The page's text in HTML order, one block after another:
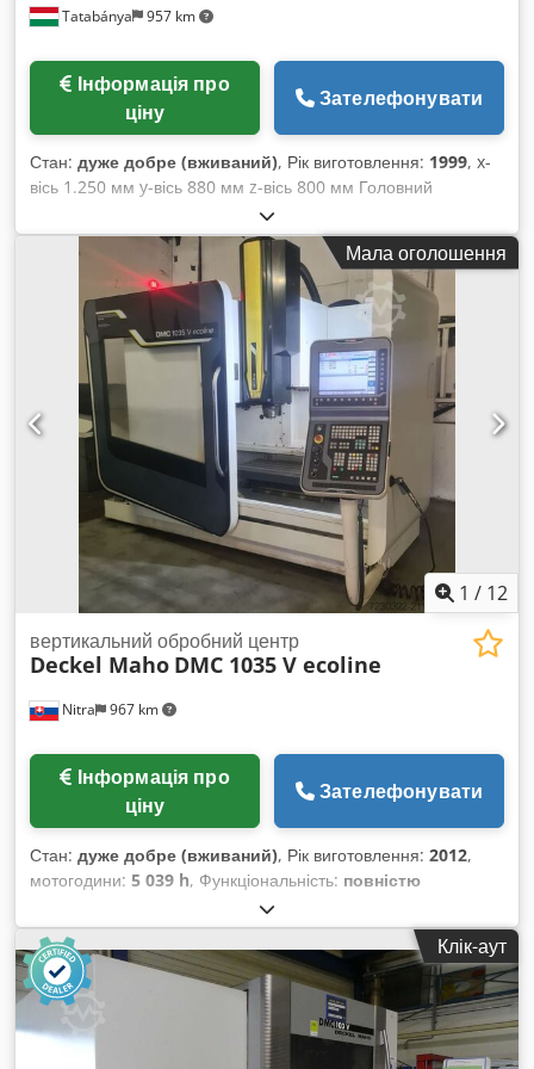
Tatabánya 957 km
ціну
Зателефонувати
Стан: дуже добре (вживаний), Рік виготовлення: 1999, x-
вісь 1.250 мм y-вісь 880 мм z-вісь 800 мм Головний
шпиндель: Діапазон обертів — головний шпиндель макс.
12.000 об/хв Chsdegypabjpfx Ahuoa Привідна потужність —
головний шпиндель 15 / 10 кВт Розмір столу для кріплення
1.500 x 1.050 мм Кількість місць для інструментів 30 поз.
Мала оголошення
1 / 12
Nitra 967 km
вертикальний обробний центр
Deckel Maho DMC 1035 V ecoline
ціну
Зателефонувати
Стан: дуже добре (вживаний), Рік виготовлення: 2012,
мотогодини: 5 039 h, Функціональність: повністю
, номер машини/транспортного засобу:
1539000771E, відстань переміщення по осі X:1 035 мм,
відстань переміщення по осі Y:560 мм, відстань
переміщення осі Z:510 мм, швидкий хід по осі X: 30 м/хв,
швидке переміщення по осі Y:
30 м/хв, швидкий хід по осі
Z:30 м/хв , довжина подачі вісь X:1 035 мм, довжина подачі
, довжина подачі по осі Z: 510 мм, швидкість
Клік-аут